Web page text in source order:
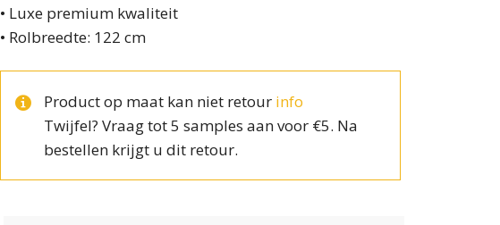
• Luxe premium kwaliteit
• Rolbreedte: 122 cm
Product op maat kan niet retour info
Twijfel? Vraag tot 5 samples aan voor €5. Na
bestellen krijgt u dit retour.